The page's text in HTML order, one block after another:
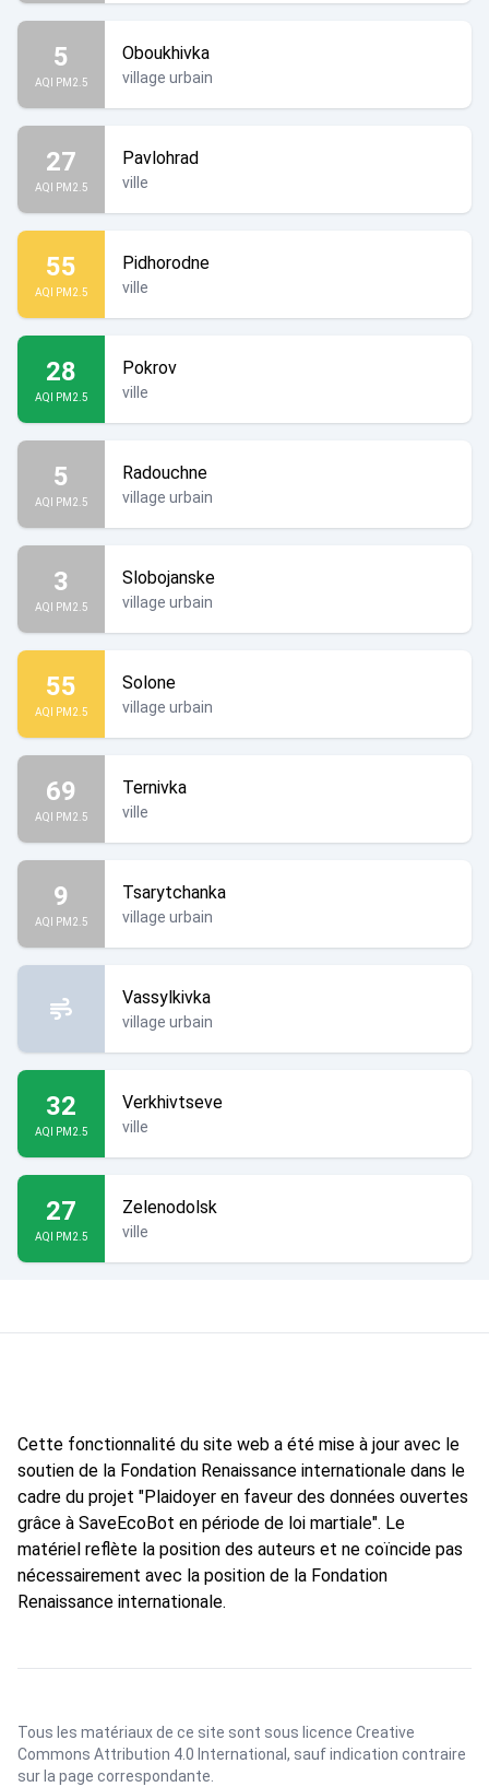
5
AQI PM2.5
Oboukhivka
village urbain
27
AQI PM2.5
Pavlohrad
ville
55
AQI PM2.5
Pidhorodne
ville
28
AQI PM2.5
Pokrov
ville
5
AQI PM2.5
Radouchne
village urbain
3
AQI PM2.5
Slobojanske
village urbain
55
AQI PM2.5
Solone
village urbain
69
AQI PM2.5
Ternivka
ville
9
AQI PM2.5
Tsarytchanka
village urbain
Vassylkivka
village urbain
32
AQI PM2.5
Verkhivtseve
ville
27
AQI PM2.5
Zelenodolsk
ville
Cette fonctionnalité du site web a été mise à jour avec le
soutien de la Fondation Renaissance internationale dans le
cadre du projet "Plaidoyer en faveur des données ouvertes
grâce à SaveEcoBot en période de loi martiale". Le
matériel reflète la position des auteurs et ne coïncide pas
nécessairement avec la position de la Fondation
Renaissance internationale.
Tous les matériaux de ce site sont sous licence Creative
Commons Attribution 4.0 International , sauf indication contraire
sur la page correspondante.